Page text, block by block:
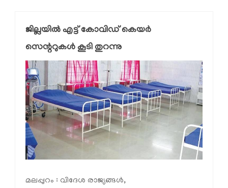
ജില്ലയില്‍ എട്ട് കോവിഡ് കെയര്‍
സെന്ററുകള്‍ കൂടി തുറന്നു
മലപ്പുറം : വിദേശ രാജ്യങ്ങള്‍,